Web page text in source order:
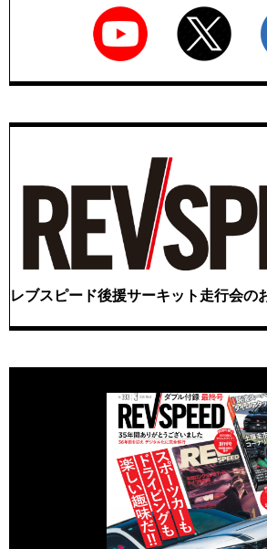
レブスピード後援サーキット走行会の